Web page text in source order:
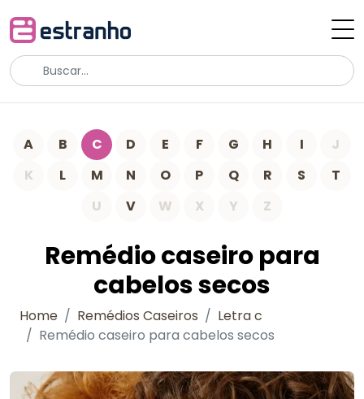
A B C D E F G H I
J
K
L M N O P Q R S
T
U
V W X Y Z
Remédio caseiro para
cabelos secos
Home Remédios Caseiros
Letra c
Remédio caseiro para cabelos secos